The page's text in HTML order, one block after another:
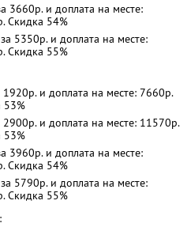
3660р. и доплата на месте:
Скидка 54%
5350р. и доплата на месте:
Скидка 55%
и доплата на месте: 7660р.
53%
и доплата на месте: 11570р.
53%
3960р. и доплата на месте:
Скидка 54%
5790р. и доплата на месте:
Скидка 55%